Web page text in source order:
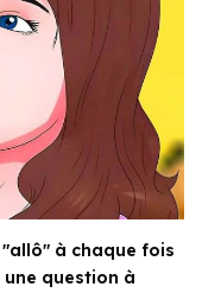
à chaque fois
question à